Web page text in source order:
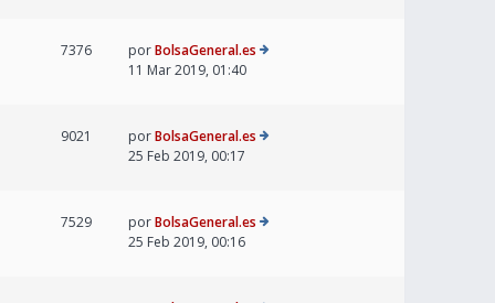
7376 porBolsaGeneral.es
11 Mar 2019, 01:40
9021 porBolsaGeneral.es
25 Feb 2019, 00:17
7529 porBolsaGeneral.es
25 Feb 2019, 00:16